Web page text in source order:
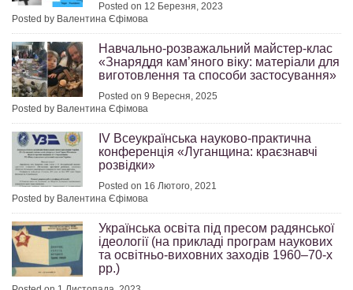
Posted on 12 Березня, 2023
Posted by Валентина Єфімова
Навчально-розважальний майстер-клас
«Знаряддя кам’яного віку: матеріали для
виготовлення та способи застосування»
Posted on 9 Вересня, 2025
Posted by Валентина Єфімова
IV Всеукраїнська науково-практична
конференція «Луганщина: краєзнавчі
розвідки»
Posted on 16 Лютого, 2021
Posted by Валентина Єфімова
Українська освіта під пресом радянської
ідеології (на прикладі програм наукових
та освітньо-виховних заходів 1960–70-х
рр.)